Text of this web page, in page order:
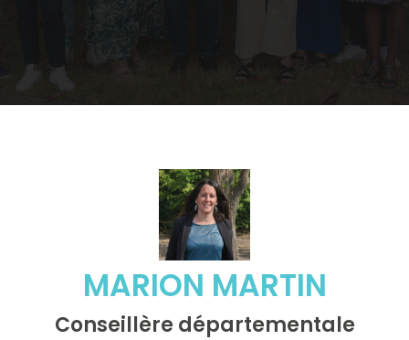
MARION MARTIN
Conseillère départementale